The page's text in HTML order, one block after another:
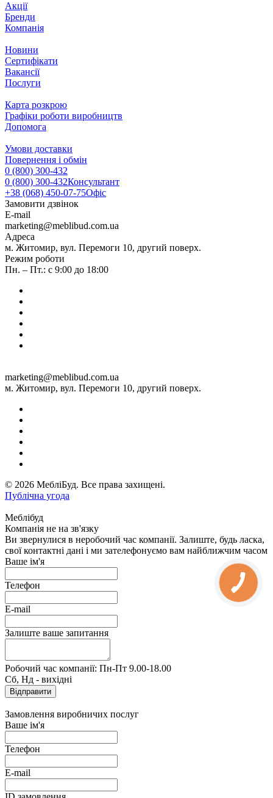
Акції
Бренди
Компанія
Новини
Сертифікати
Вакансії
Послуги
Карта розкрою
Графіки роботи виробництв
Допомога
Умови доставки
Повернення і обмін
0 (800) 300-432
0 (800) 300-432Консультант
+38 (068) 450-07-75Офіс
Замовити дзвінок
E-mail
marketing@meblibud.com.ua
Адреса
м. Житомир, вул. Перемоги 10, другий поверх.
Режим роботи
Пн. – Пт.: с 9:00 до 18:00
marketing@meblibud.com.ua
м. Житомир, вул. Перемоги 10, другий поверх.
© 2026 МебліБуд. Все права захищені.
Публічна угода
Меблібуд
Компанія не на зв'язку
Ви звернулися в неробочий час компанії. Залиште, будь ласка,
свої контактні дані і ми зателефонуємо вам найближчим часом
Ваше ім'я
Телефон
E-mail
Залиште ваше запитання
Робочий час компанії: Пн-Пт 9.00-18.00
Сб, Нд - вихідні
Замовлення виробничих послуг
Ваше ім'я
Телефон
E-mail